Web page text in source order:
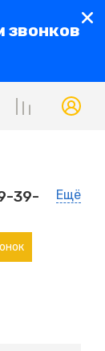
звонков
39-
Ещё